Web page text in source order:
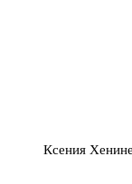
Ксения